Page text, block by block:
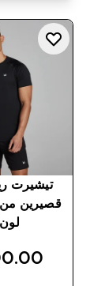
تيشيرت
AED‎